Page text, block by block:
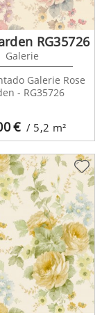
€ / 5,2 m²
RG35726
Galerie
Galerie Rose
- RG35726